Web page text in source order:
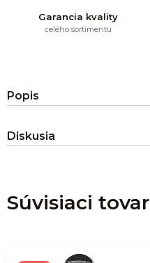
Garancia kvality
celého sortimentu
Popis
Diskusia
Súvisiaci tovar